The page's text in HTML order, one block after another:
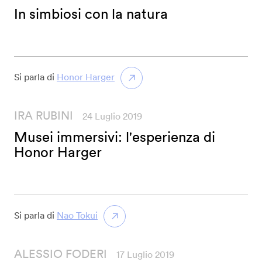
In simbiosi con la natura
Si parla di Honor Harger
IRA RUBINI 24 Luglio 2019
Musei immersivi: l'esperienza di
Honor Harger
Si parla di Nao Tokui
ALESSIO FODERI 17 Luglio 2019